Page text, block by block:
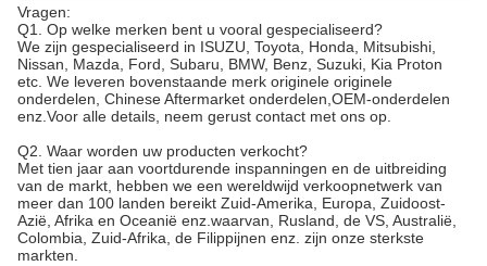
Vragen:
Q1. Op welke merken bent u vooral gespecialiseerd?
We zijn gespecialiseerd in ISUZU, Toyota, Honda, Mitsubishi,
Nissan, Mazda, Ford, Subaru, BMW, Benz, Suzuki, Kia Proton
etc. We leveren bovenstaande merk originele originele
onderdelen, Chinese Aftermarket onderdelen,OEM-onderdelen
enz.Voor alle details, neem gerust contact met ons op.
Q2. Waar worden uw producten verkocht?
Met tien jaar aan voortdurende inspanningen en de uitbreiding
van de markt, hebben we een wereldwijd verkoopnetwerk van
meer dan 100 landen bereikt Zuid-Amerika, Europa, Zuidoost-
Azië, Afrika en Oceanië enz.waarvan, Rusland, de VS, Australië,
Colombia, Zuid-Afrika, de Filippijnen enz. zijn onze sterkste
markten.